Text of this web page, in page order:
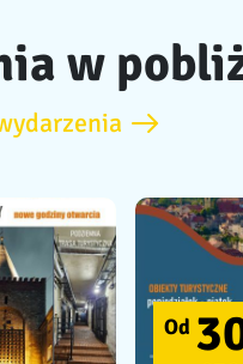
w
Od